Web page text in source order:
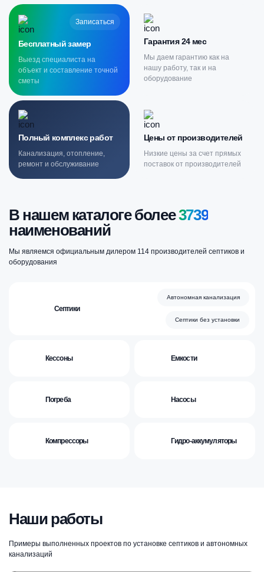
Записаться
Бесплатный замер
Выезд специалиста на
объект и составление точной
сметы
Гарантия 24 мес
Мы даем гарантию как на
нашу работу, так и на
оборудование
Полный комплекс работ
Канализация, отопление,
ремонт и обслуживание
Цены от производителей
Низкие цены за счет прямых
поставок от производителей
В нашем каталоге более3739
наименований
Мы являемся официальным дилером 114 производителей септиков и
оборудования
Септики
Автономная канализация
Септики без установки
Кессоны Емкости
Погреба Насосы
Компрессоры Гидро-аккумуляторы
Наши работы
Примеры выполненных проектов по установке септиков и автономных
канализаций
Монтаж септика Итал Био 4 ПР